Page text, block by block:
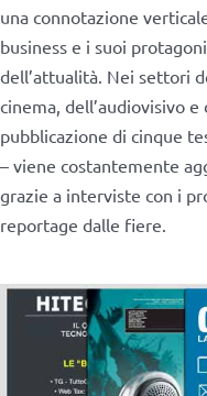
una connotazione
business e i suoi
dell’attualità. Nei settori
cinema, dell’audiovisivo
pubblicazione di cinque
– viene costantemente
grazie a interviste con i
reportage dalle fiere.